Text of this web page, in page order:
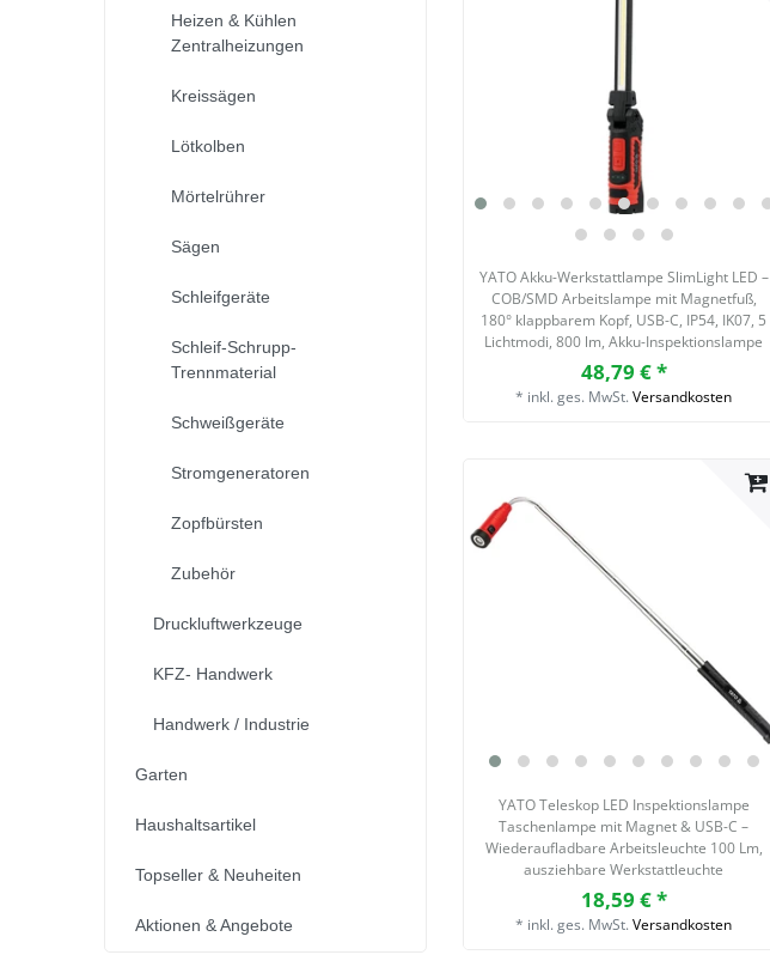
Heizen & Kühlen
Zentralheizungen
Kreissägen
Lötkolben
Mörtelrührer
Sägen
Schleifgeräte
Schleif-Schrupp-
Trennmaterial
Schweißgeräte
Stromgeneratoren
Zopfbürsten
Zubehör
Druckluftwerkzeuge
KFZ- Handwerk
Handwerk / Industrie
Garten
Haushaltsartikel
Topseller & Neuheiten
Aktionen & Angebote
YATO Akku-Werkstattlampe SlimLight LED –
COB/SMD Arbeitslampe mit Magnetfuß,
180° klappbarem Kopf, USB-C, IP54, IK07, 5
Lichtmodi, 800 lm, Akku-Inspektionslampe
48,79 € *
* inkl. ges. MwSt. Versandkosten
YATO Teleskop LED Inspektionslampe
Taschenlampe mit Magnet & USB-C –
Wiederaufladbare Arbeitsleuchte 100 Lm,
ausziehbare Werkstattleuchte
18,59 € *
* inkl. ges. MwSt. Versandkosten